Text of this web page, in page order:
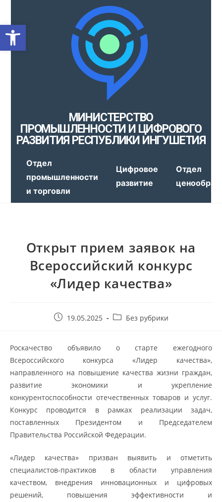
Открыть панель
МИНИСТЕРСТВО
ПРОМЫШЛЕННОСТИ И ЦИФРОВОГО
РАЗВИТИЯ РЕСПУБЛИКИ ИНГУШЕТИЯ
Отдел
промышленности
и торговли
Цифровое
развитие
Отдел
Открыт прием заявок на
Всероссийский конкурс
«Лидер качества»
19.05.2025 Без рубрики
Роскачество объявило о старте ежегодного
Всероссийского конкурса «Лидер качества»,
направленного на повышение качества жизни граждан,
развитие экономики и укрепление
конкурентоспособности отечественных товаров и услуг.
Конкурс проводится в рамках реализации задач,
поставленных Президентом и Председателем
Правительства Российской Федерации.
«Лидер качества» призван выявить и отметить
специалистов-практиков в области управления
качеством, внедрения инновационных и цифровых
решений, повышения эффективности и